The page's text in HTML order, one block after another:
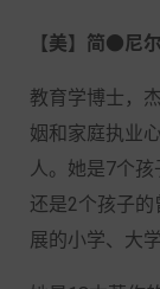
【美】简●尼
教育学博士，
姻和家庭执业
人。她是7个孩
还是2个孩子
展的小学、大